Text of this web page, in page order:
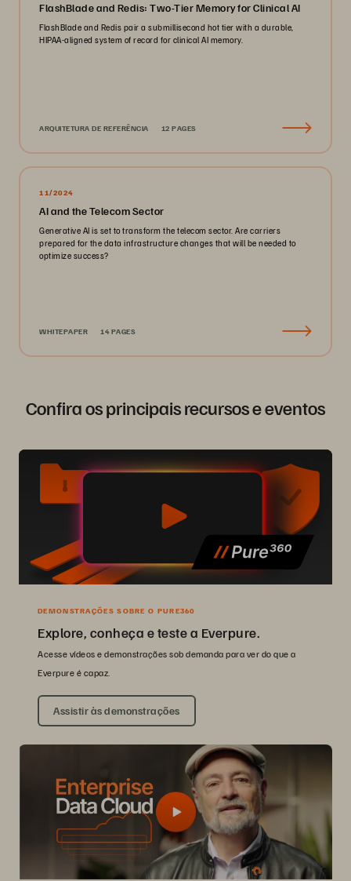
FlashBlade and Redis: Two-Tier Memory for Clinical AI
FlashBlade and Redis pair a submillisecond hot tier with a durable,
HIPAA-aligned system of record for clinical AI memory.
ARQUITETURA DE REFERÊNCIA 12 PAGES
11/2024
AI and the Telecom Sector
Generative AI is set to transform the telecom sector. Are carriers
prepared for the data infrastructure changes that will be needed to
optimize success?
WHITEPAPER 14 PAGES
Confira os principais recursos e eventos
DEMONSTRAÇÕES SOBRE O PURE360
Explore, conheça e teste a Everpure.
Acesse vídeos e demonstrações sob demanda para ver do que a
Everpure é capaz.
Assistir às demonstrações